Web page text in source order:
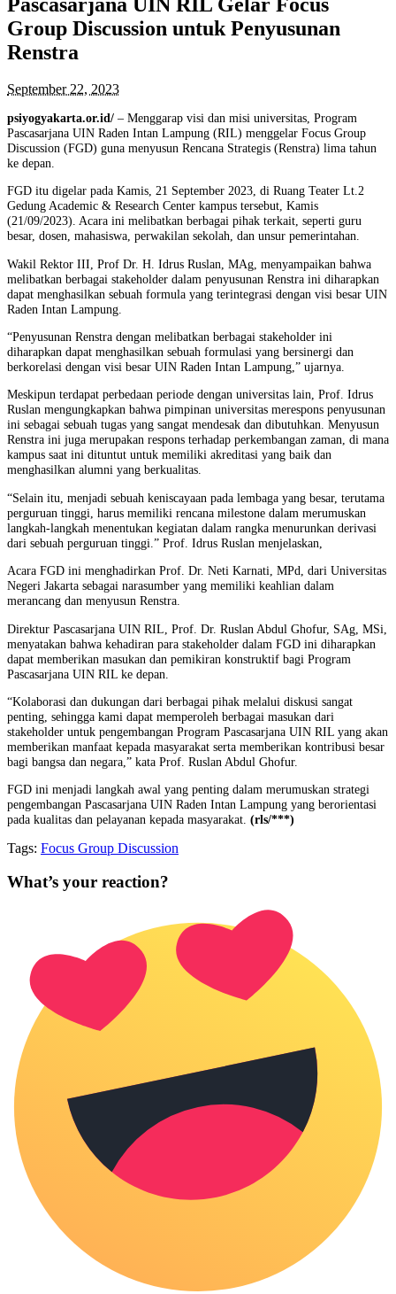
Group Discussion untuk Penyusunan
Renstra
September 22, 2023
psiyogyakarta.or.id/ – Menggarap visi dan misi universitas, Program
Pascasarjana UIN Raden Intan Lampung (RIL) menggelar Focus Group
Discussion (FGD) guna menyusun Rencana Strategis (Renstra) lima tahun
ke depan.
FGD itu digelar pada Kamis, 21 September 2023, di Ruang Teater Lt.2
Gedung Academic & Research Center kampus tersebut, Kamis
(21/09/2023). Acara ini melibatkan berbagai pihak terkait, seperti guru
besar, dosen, mahasiswa, perwakilan sekolah, dan unsur pemerintahan.
Wakil Rektor III, Prof Dr. H. Idrus Ruslan, MAg, menyampaikan bahwa
melibatkan berbagai stakeholder dalam penyusunan Renstra ini diharapkan
dapat menghasilkan sebuah formula yang terintegrasi dengan visi besar UIN
Raden Intan Lampung.
“Penyusunan Renstra dengan melibatkan berbagai stakeholder ini
diharapkan dapat menghasilkan sebuah formulasi yang bersinergi dan
berkorelasi dengan visi besar UIN Raden Intan Lampung,” ujarnya.
Meskipun terdapat perbedaan periode dengan universitas lain, Prof. Idrus
Ruslan mengungkapkan bahwa pimpinan universitas merespons penyusunan
ini sebagai sebuah tugas yang sangat mendesak dan dibutuhkan. Menyusun
Renstra ini juga merupakan respons terhadap perkembangan zaman, di mana
kampus saat ini dituntut untuk memiliki akreditasi yang baik dan
menghasilkan alumni yang berkualitas.
“Selain itu, menjadi sebuah keniscayaan pada lembaga yang besar, terutama
perguruan tinggi, harus memiliki rencana milestone dalam merumuskan
langkah-langkah menentukan kegiatan dalam rangka menurunkan derivasi
dari sebuah perguruan tinggi.” Prof. Idrus Ruslan menjelaskan,
Acara FGD ini menghadirkan Prof. Dr. Neti Karnati, MPd, dari Universitas
Negeri Jakarta sebagai narasumber yang memiliki keahlian dalam
merancang dan menyusun Renstra.
Direktur Pascasarjana UIN RIL, Prof. Dr. Ruslan Abdul Ghofur, SAg, MSi,
menyatakan bahwa kehadiran para stakeholder dalam FGD ini diharapkan
dapat memberikan masukan dan pemikiran konstruktif bagi Program
Pascasarjana UIN RIL ke depan.
“Kolaborasi dan dukungan dari berbagai pihak melalui diskusi sangat
penting, sehingga kami dapat memperoleh berbagai masukan dari
stakeholder untuk pengembangan Program Pascasarjana UIN RIL yang akan
memberikan manfaat kepada masyarakat serta memberikan kontribusi besar
bagi bangsa dan negara,” kata Prof. Ruslan Abdul Ghofur.
FGD ini menjadi langkah awal yang penting dalam merumuskan strategi
pengembangan Pascasarjana UIN Raden Intan Lampung yang berorientasi
pada kualitas dan pelayanan kepada masyarakat. (rls/***)
Tags: Focus Group Discussion
What’s your reaction?